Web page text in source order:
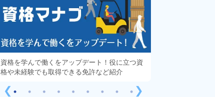
❮
資格を学んで働くをアップデート！役に立つ資
格や未経験でも取得できる免許など紹介
❯